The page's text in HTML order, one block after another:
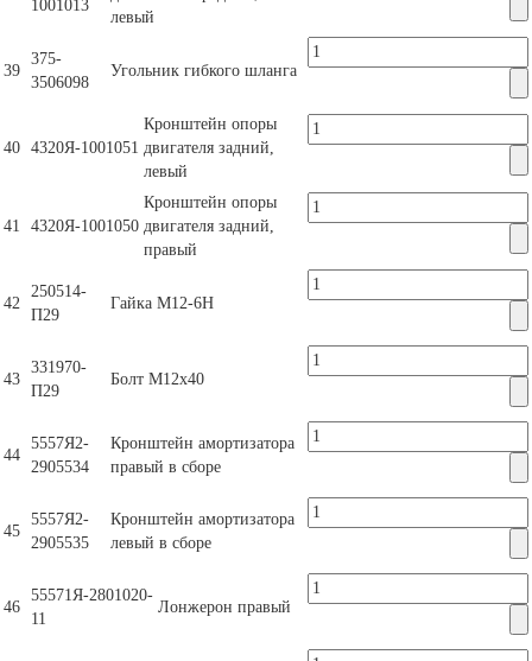
1001013
левый
39
375-
3506098
Угольник гибкого шланга
40 4320Я-1001051
Кронштейн опоры
двигателя задний,
левый
41 4320Я-1001050
Кронштейн опоры
двигателя задний,
правый
42
250514-
П29
Гайка М12-6Н
43
331970-
П29
Болт М12х40
44
5557Я2-
2905534
Кронштейн амортизатора
правый в сборе
45
5557Я2-
2905535
Кронштейн амортизатора
левый в сборе
46
55571Я-2801020-
11
Лонжерон правый